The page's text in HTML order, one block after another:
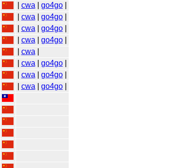
cwa go4go|
cwa go4go|
cwa go4go|
cwa go4go|
cwa
cwa go4go|
cwa go4go|
cwa go4go|